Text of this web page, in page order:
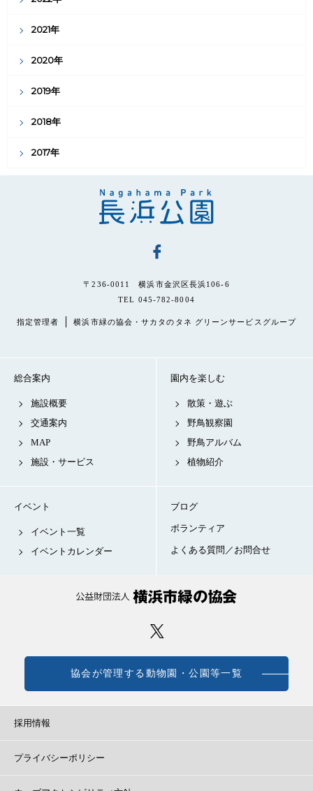
2021年
2020年
2019年
2018年
2017年
〒236-0011 横浜市金沢区長浜106-6
TEL 045-782-8004
指定管理者 横浜市緑の協会・サカタのタネ グリーンサービスグループ
総合案内
施設概要
交通案内
MAP
施設・サービス
園内を楽しむ
散策・遊ぶ
野鳥観察園
野鳥アルバム
植物紹介
イベント
イベント一覧
イベントカレンダー
ブログ
ボランティア
よくある質問／お問合せ
協会が管理する動物園・公園等一覧
採用情報
プライバシーポリシー